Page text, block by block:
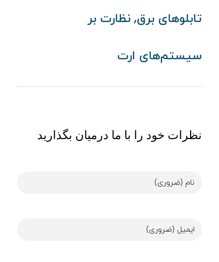
تابلوهای برق, نظارت بر
سیستم‌های ارت
نظرات خود را با ما درمیان بگذارید